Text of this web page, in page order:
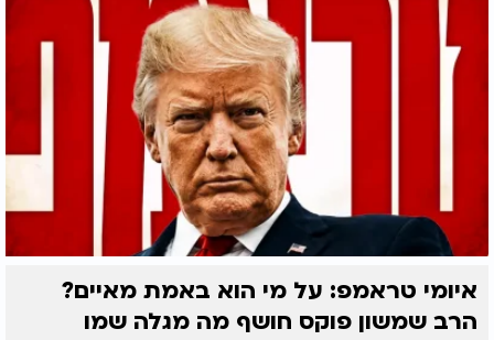
איומי טראמפ: על מי הוא באמת מאיים?
הרב שמשון פוקס חושף מה מגלה שמו